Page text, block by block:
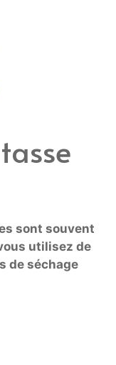
sont souvent
utilisez de
de séchage